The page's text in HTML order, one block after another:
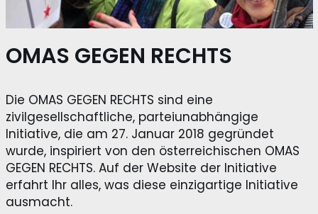
OMAS GEGEN RECHTS
Die OMAS GEGEN RECHTS sind eine
zivilgesellschaftliche, parteiunabhängige
Initiative, die am 27. Januar 2018 gegründet
wurde, inspiriert von den österreichischen OMAS
GEGEN RECHTS. Auf der Website der Initiative
erfahrt Ihr alles, was diese einzigartige Initiative
ausmacht.